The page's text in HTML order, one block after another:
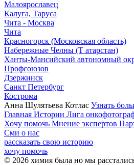
Малоярославец
Калуга, Таруса
Чита - Москва
Чита
Красногорск (Московская область)
Набережные Челны (Т атарстан)
Ханты-Мансийский автономный
Профсоюзов
Дзержинск
Санкт Петербург
Кострома
Анна Шулятьева Котлас Узнать
Главная Истории Лига
Хочу помочь Мнение экспертов
Сми о нас
рассказать свою историю
хочу помочь
© 2026 химия была но мы